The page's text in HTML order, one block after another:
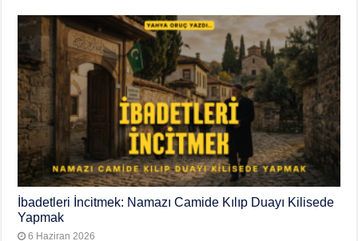
İbadetleri İncitmek: Namazı Camide Kılıp Duayı Kilisede
Yapmak
6 Haziran 2026